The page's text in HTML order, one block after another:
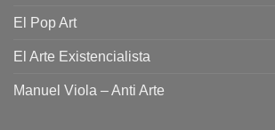
El Pop Art
El Arte Existencialista
Manuel Viola – Anti Arte